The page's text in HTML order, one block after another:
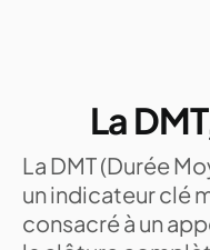
La
La DMT (Durée
un indicateur clé
consacré à un